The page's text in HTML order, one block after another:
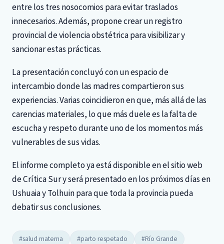
entre los tres nosocomios para evitar traslados
innecesarios. Además, propone crear un registro
provincial de violencia obstétrica para visibilizar y
sancionar estas prácticas.
La presentación concluyó con un espacio de
intercambio donde las madres compartieron sus
experiencias. Varias coincidieron en que, más allá de las
carencias materiales, lo que más duele es la falta de
escucha y respeto durante uno de los momentos más
vulnerables de sus vidas.
El informe completo ya está disponible en el sitio web
de Crítica Sur y será presentado en los próximos días en
Ushuaia y Tolhuin para que toda la provincia pueda
debatir sus conclusiones.
#salud materna #parto respetado
#Río Grande